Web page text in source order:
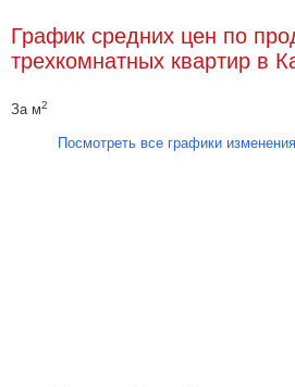
График средних цен по
трехкомнатных квартир в
За м2
Посмотреть все графики